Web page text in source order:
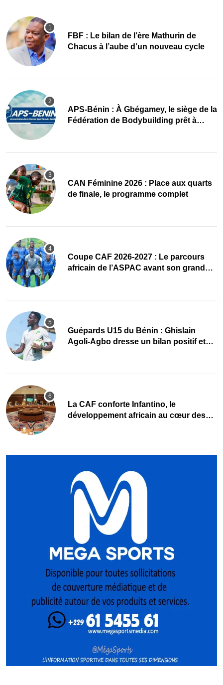
FBF : Le bilan de l’ère Mathurin de
Chacus à l’aube d’un nouveau cycle
APS-Bénin : À Gbégamey, le siège de la
Fédération de Bodybuilding prêt à
CAN Féminine 2026 : Place aux quarts
de finale, le programme complet
Coupe CAF 2026-2027 : Le parcours
africain de l’ASPAC avant son grand
Guépards U15 du Bénin : Ghislain
Agoli-Agbo dresse un bilan positif et
La CAF conforte Infantino, le
développement africain au cœur des